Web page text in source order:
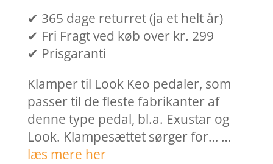
✔ 365 dage returret (ja et helt år)
✔ Fri Fragt ved køb over kr. 299
✔ Prisgaranti
Klamper til Look Keo pedaler, som
passer til de fleste fabrikanter af
denne type pedal, bl.a. Exustar og
Look. Klampesættet sørger for… …
læs mere her